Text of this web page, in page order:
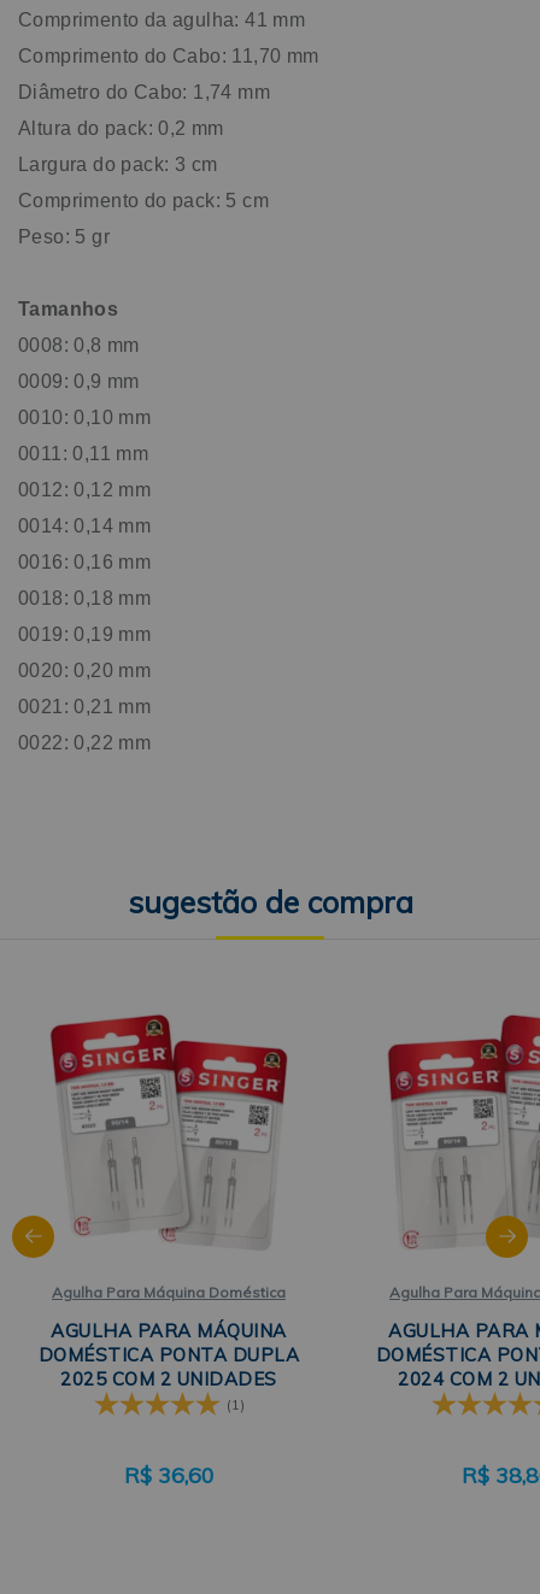
Comprimento da agulha: 41 mm
Comprimento do Cabo: 11,70 mm
Diâmetro do Cabo: 1,74 mm
Altura do pack: 0,2 mm
Largura do pack: 3 cm
Comprimento do pack: 5 cm
Peso: 5 gr
Tamanhos
0008: 0,8 mm
0009: 0,9 mm
0010: 0,10 mm
0011: 0,11 mm
0012: 0,12 mm
0014: 0,14 mm
0016: 0,16 mm
0018: 0,18 mm
0019: 0,19 mm
0020: 0,20 mm
0021: 0,21 mm
0022: 0,22 mm
Agulha Para Máquina Doméstica
AGULHA PARA MÁQUINA
DOMÉSTICA PONTA DUPLA
2025 COM 2 UNIDADES
SINGER
(1)
R$ 36,60
Agulha Para
AGULHA PARA
DOMÉSTICA
2024 COM 2
R$